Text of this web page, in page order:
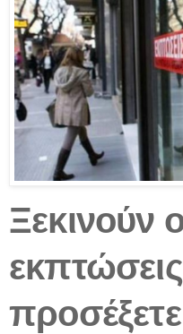
Ξεκινούν
προσέξετε